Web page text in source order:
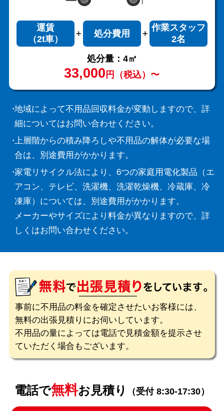
運賃
（2t車）
処分費用
作業スタッフ
2名
処分量：4㎥
33,000 円（税込）〜
地域によって不用品回収料金が変動しますので、詳
細についてはお問い合わせください。
上層階からの積み降ろしや不用品の解体が必要な場
合は、別途費用がかかります。
家電リサイクル法により、6つの家庭用電化製品（エ
アコン、テレビ、洗濯機、洗濯乾燥機、冷蔵庫、冷
凍庫）については、別途費用がかかります。
メーカーやサイズにより料金が異なりますので、詳
しくはお問い合わせください。
事前に不用品の料金を確定させたいお客様には、
無料の出張見積りにお伺いしています。
不用品の量によっては電話で見積金額を提示させ
ていただく場合もございます。
電話で無料お見積り （受付 8:30-17:30）